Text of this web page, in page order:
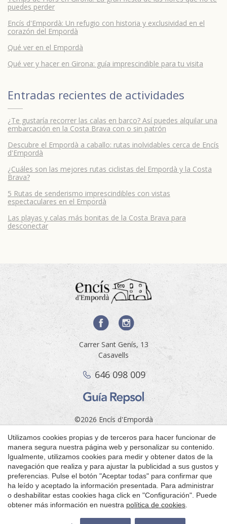
puedes perder
Encís d'Empordà: Un refugio con historia y exclusividad en el
corazón del Empordà
Qué ver en el Empordà
Qué ver y hacer en Girona: guía imprescindible para tu visita
Entradas recientes de actividades
¿Te gustaría recorrer las calas en barco? Así puedes alquilar una
embarcación en la Costa Brava con o sin patrón
Descubre el Empordà a caballo: rutas inolvidables cerca de Encís
d'Empordà
¿Cuáles son las mejores rutas ciclistas del Empordà y la Costa
Brava?
5 Rutas de senderismo imprescindibles con vistas
espectaculares en el Empordà
Las playas y calas más bonitas de la Costa Brava para
desconectar
Carrer Sant Genís, 13
Casavells
646 098 009
©2026 Encís d'Empordà
by
iEstrategic
Motor de reservas
ES
CA EN FR NE РУ
Utilizamos cookies propias y de terceros para hacer funcionar de
manera segura nuestra página web y personalizar su contenido.
Igualmente, utilizamos cookies para medir y obtener datos de la
navegación que realiza y para ajustar la publicidad a sus gustos y
preferencias. Pulse el botón "Aceptar todas" para confirmar que
ha leído y aceptado la información presentada. Para administrar
o deshabilitar estas cookies haga click en "Configuración". Puede
obtener más información en nuestra política de cookies.
Guardar configuración Aceptar todas